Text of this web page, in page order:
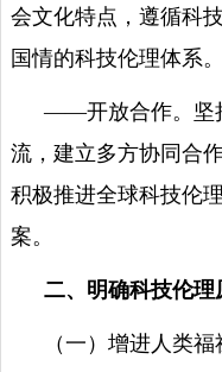
会文化特点，遵循科
国情的科技伦理体系。
——开放合作。坚
流，建立多方协同合
积极推进全球科技伦
案。
二、明确科技伦理
（一）增进人类